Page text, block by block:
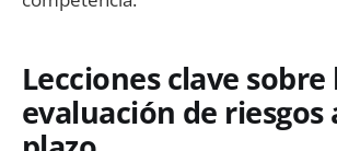
Lecciones clave sobre
evaluación de riesgos